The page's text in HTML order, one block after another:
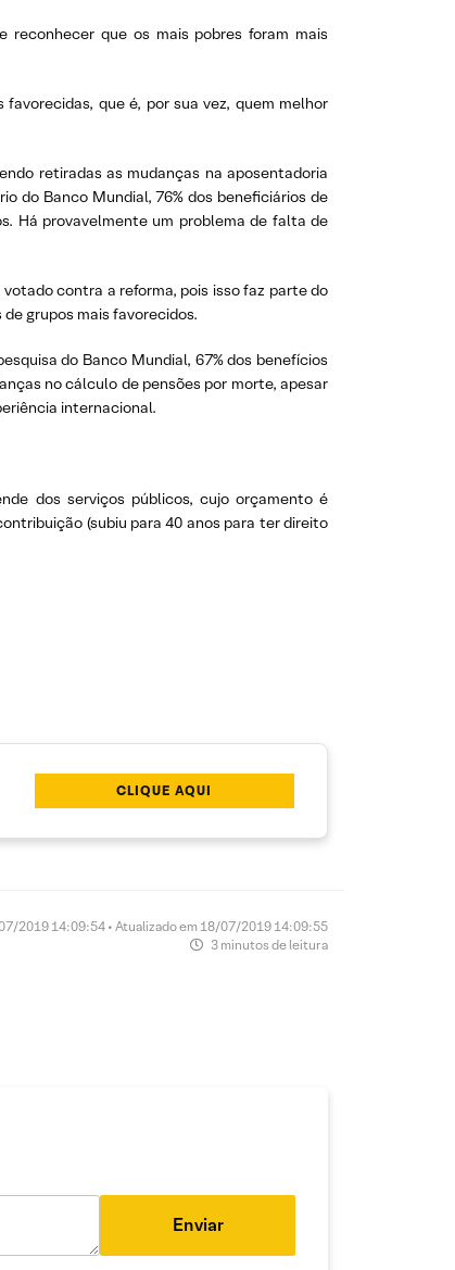
que os mais pobres foram mais
que é, por sua vez, quem melhor
retiradas as mudanças na aposentadoria
do Banco Mundial, 76% dos beneficiários de
Há provavelmente um problema de falta de
contra a reforma, pois isso faz parte do
grupos mais favorecidos.
do Banco Mundial, 67% dos benefícios
no cálculo de pensões por morte, apesar
internacional.
dos serviços públicos, cujo orçamento é
(subiu para 40 anos para ter direito
CLIQUE AQUI
2019 14:09:54 • Atualizado em 18/07/2019 14:09:55
3 minutos de leitura
Enviar